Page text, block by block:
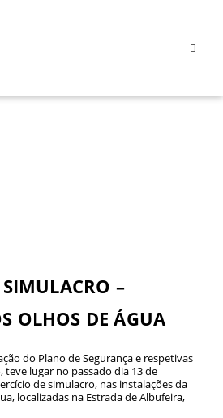
SIMULACRO –
OLHOS DE ÁGUA
do Plano de Segurança e respetivas
lugar no passado dia 13 de
de simulacro, nas instalações da
localizadas na Estrada de Albufeira,